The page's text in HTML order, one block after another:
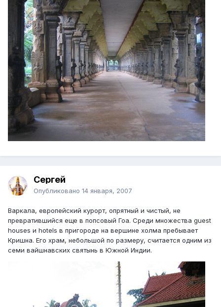
Сергей
Опубликовано 14 января, 2007
Варкала, европейский курорт, опрятный и чистый, не
превратившийся еще в попсовый Гоа. Среди множества guest
houses и hotels в пригороде на вершине холма пребывает
Кришна. Его храм, небольшой по размеру, считается одним из
семи вайшнавских святынь в Южной Индии.